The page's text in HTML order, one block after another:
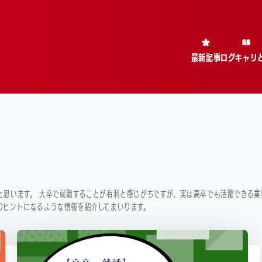
最新記事 ログキャリ
います。 大卒で就職することが有利と感じがちですが、実は高卒でも活躍できる
ントになるような情報を紹介してまいります。